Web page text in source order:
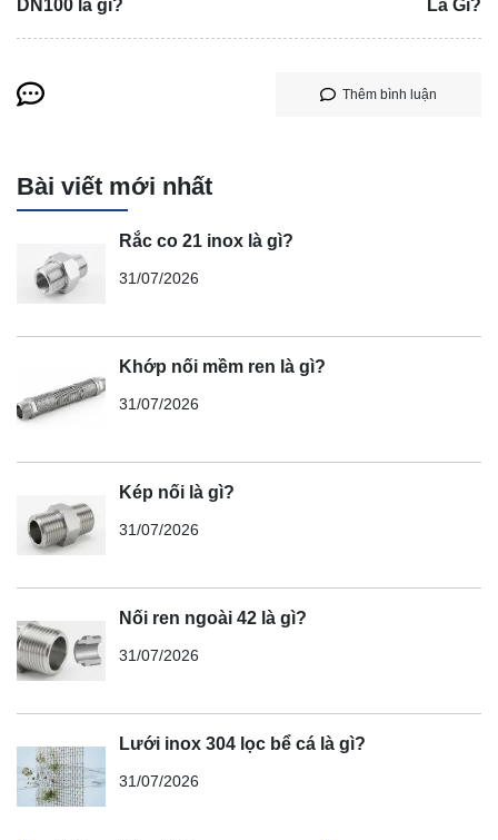
DN100 là gì?
Là Gì?
Thêm bình luận
Bài viết mới nhất
Rắc co 21 inox là gì?
31/07/2026
Khớp nối mềm ren là gì?
31/07/2026
Kép nối là gì?
31/07/2026
Nối ren ngoài 42 là gì?
31/07/2026
Lưới inox 304 lọc bể cá là gì?
31/07/2026